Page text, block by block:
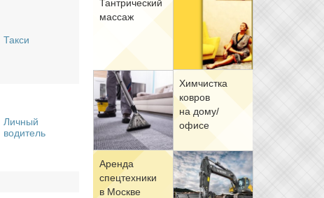
Тан­три­че­ский
мас­саж
Хим­чист­ка
ков­ров
на до­му/
офи­се
Арен­да
спец­тех­ни­ки
в Москве
Такси
Личный
водитель